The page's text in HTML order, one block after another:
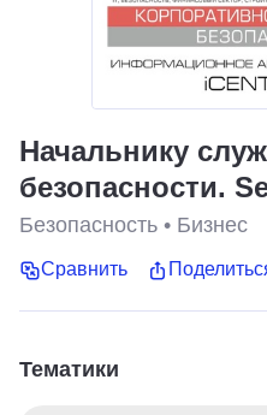
Начальнику
безопасности.
Безопасность • Бизнес
Сравнить
Тематики